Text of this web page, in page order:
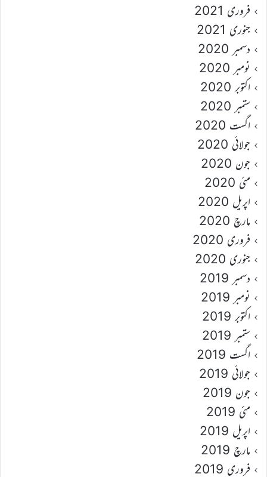
فروری 2021
جنوری 2021
دسمبر 2020
نومبر 2020
اکتوبر 2020
ستمبر 2020
اگست 2020
جولائی 2020
جون 2020
مئی 2020
اپریل 2020
مارچ 2020
فروری 2020
جنوری 2020
دسمبر 2019
نومبر 2019
اکتوبر 2019
ستمبر 2019
اگست 2019
جولائی 2019
جون 2019
مئی 2019
اپریل 2019
مارچ 2019
فروری 2019